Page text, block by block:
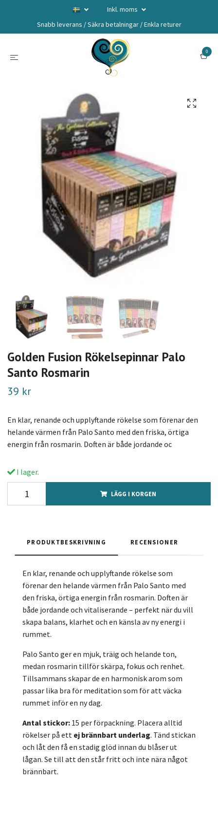
Inkl. moms
Snabb leverans / Säkra betalningar / Enkla returer
0
Golden Fusion Rökelsepinnar Palo
Santo Rosmarin
39 kr
En klar, renande och upplyftande rökelse som förenar den
helande värmen från Palo Santo med den friska, örtiga
energin från rosmarin. Doften är både jordande oc
I lager.
LÄGG I KORGEN
PRODUKTBESKRIVNING RECENSIONER
En klar, renande och upplyftande rökelse som
förenar den helande värmen från Palo Santo med
den friska, örtiga energin från rosmarin. Doften är
både jordande och vitaliserande – perfekt när du vill
skapa balans, klarhet och en känsla av ny energi i
rummet.
Palo Santo ger en mjuk, träig och helande ton,
medan rosmarin tillför skärpa, fokus och renhet.
Tillsammans skapar de en harmonisk arom som
passar lika bra för meditation som för att väcka
rummet inför en ny dag.
Antal stickor: 15 per förpackning. Placera alltid
rökelser på ett ej brännbart underlag. Tänd stickan
och låt den få en stadig glöd innan du blåser ut
lågan. Se till att den står fritt och inte nära något
brännbart.